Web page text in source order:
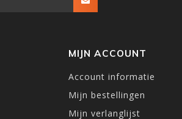
MIJN ACCOUNT
Account informatie
Mijn bestellingen
Mijn verlanglijst